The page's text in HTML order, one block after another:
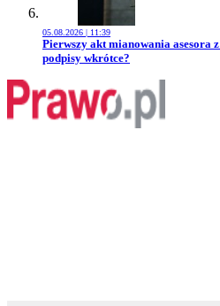
05.08.2026 | 11:39
Przejdź do artykułu:
Pierwszy akt mianowania asesora
podpisy wkrótce?